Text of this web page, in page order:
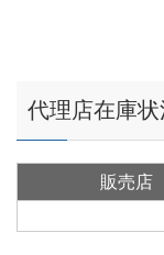
代理店在庫状
販売店